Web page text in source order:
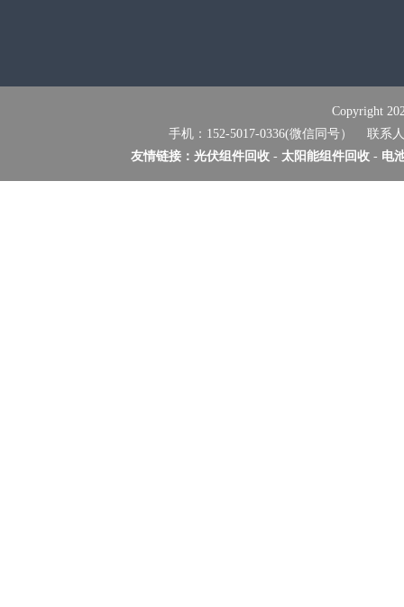
Copyright
手机：152-5017-0336(微信同号） 联系
友情链接： 光伏组件回收- 太阳能组件回收- 电